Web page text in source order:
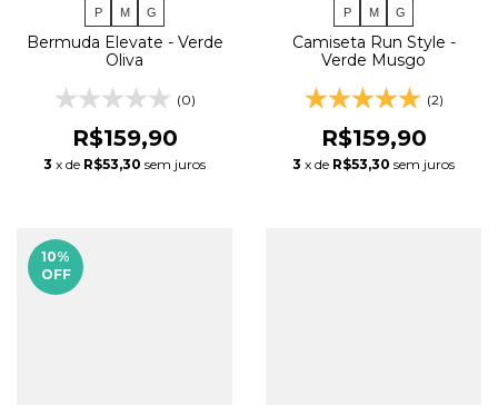
P M G
Bermuda Elevate - Verde
Oliva
(0)
R$159,90
3 x de R$53,30 sem juros
P M G
Camiseta Run Style -
Verde Musgo
(2)
R$159,90
3 x de R$53,30 sem juros
10%
OFF